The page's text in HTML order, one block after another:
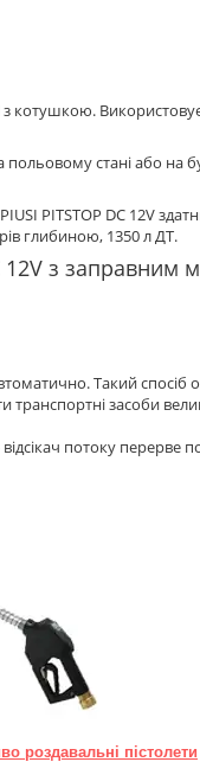
стані або на
PITSTOP DC 12V
глибиною, 1350 л ДТ.
12V з заправним
Такий спосіб
засоби
потоку перерве
роздавальні пістолети